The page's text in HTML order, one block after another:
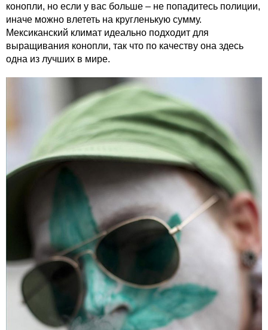
конопли, но если у вас больше – не попадитесь полиции,
иначе можно влететь на кругленькую сумму.
Мексиканский климат идеально подходит для
выращивания конопли, так что по качеству она здесь
одна из лучших в мире.